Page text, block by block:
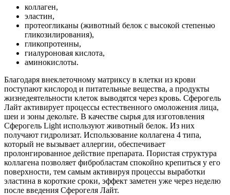
коллаген,
эластин,
протеогликаны (животный белок с высокой степенью
гликозилирования),
гликопротеины,
гиалуроновая кислота,
аминокислоты.
Благодаря внеклеточному матриксу в клетки из крови
поступают кислород и питательные вещества, а продукты
жизнедеятельности клеток выводятся через кровь. Сферогель
Лайт активирует процессы естественного омоложения лица,
шеи и зоны декольте. В качестве сырья для изготовления
Сферогель Light используют животный белок. Из них
получают гидролизат. Использование коллагена 4 типа,
который не вызывает аллергии, обеспечивает
пролонгированное действие препарата. Пористая структура
коллагена позволяет фибробластам спокойно крепиться у его
поверхности, тем самым активируя процессы выработки
эластина в короткие сроки, эффект заметен уже через неделю
после введения Сферогеля Лайт.